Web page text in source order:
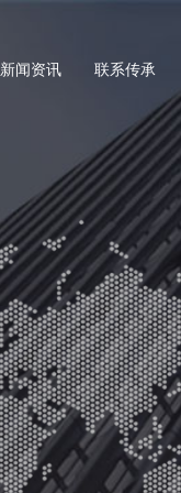
新闻资讯 联系传承